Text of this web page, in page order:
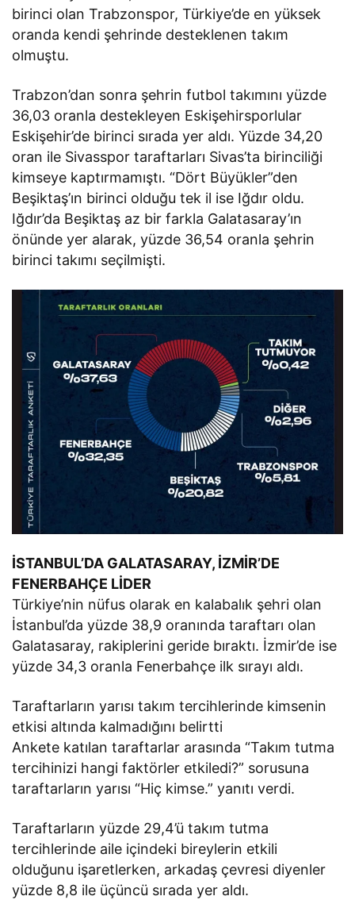
birinci olan Trabzonspor, Türkiye’de en yüksek
oranda kendi şehrinde desteklenen takım
olmuştu.
Trabzon’dan sonra şehrin futbol takımını yüzde
36,03 oranla destekleyen Eskişehirsporlular
Eskişehir’de birinci sırada yer aldı. Yüzde 34,20
oran ile Sivasspor taraftarları Sivas’ta birinciliği
kimseye kaptırmamıştı. “Dört Büyükler”den
Beşiktaş’ın birinci olduğu tek il ise Iğdır oldu.
Iğdır’da Beşiktaş az bir farkla Galatasaray’ın
önünde yer alarak, yüzde 36,54 oranla şehrin
birinci takımı seçilmişti.
İSTANBUL’DA GALATASARAY, İZMİR’DE
FENERBAHÇE LİDER
Türkiye’nin nüfus olarak en kalabalık şehri olan
İstanbul’da yüzde 38,9 oranında taraftarı olan
Galatasaray, rakiplerini geride bıraktı. İzmir’de ise
yüzde 34,3 oranla Fenerbahçe ilk sırayı aldı.
Taraftarların yarısı takım tercihlerinde kimsenin
etkisi altında kalmadığını belirtti
Ankete katılan taraftarlar arasında “Takım tutma
tercihinizi hangi faktörler etkiledi?” sorusuna
taraftarların yarısı “Hiç kimse.” yanıtı verdi.
Taraftarların yüzde 29,4’ü takım tutma
tercihlerinde aile içindeki bireylerin etkili
olduğunu işaretlerken, arkadaş çevresi diyenler
yüzde 8,8 ile üçüncü sırada yer aldı.